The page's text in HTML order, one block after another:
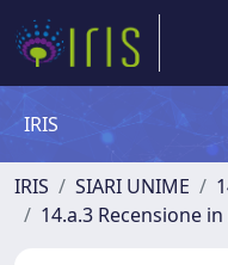
IRIS
IRIS SIARI UNIME
14.a.3 Recensione